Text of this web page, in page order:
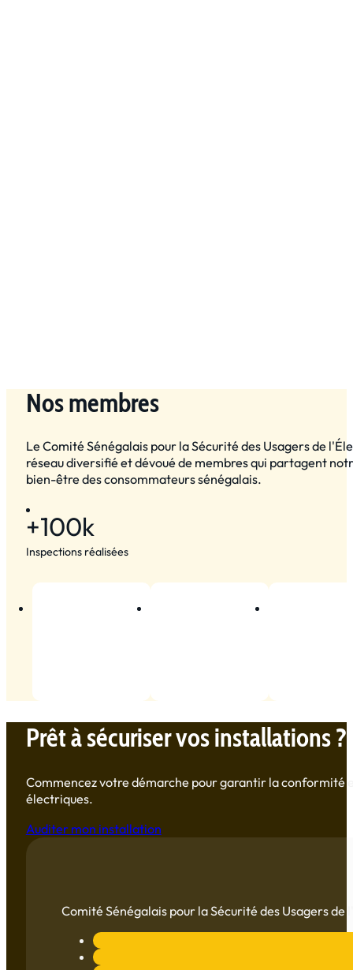
Nos membres
Le Comité Sénégalais pour la Sécurité des Usagers de
réseau diversifié et dévoué de membres qui partagent
bien-être des consommateurs sénégalais.
+100k
Inspections réalisées
Prêt à sécuriser vos installations ?
Commencez votre démarche pour garantir la conformité
électriques.
Auditer mon installation
Comité Sénégalais pour la Sécurité des Usagers